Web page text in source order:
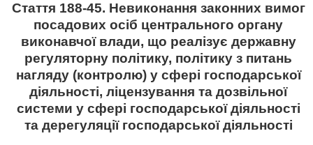
Стаття 188-45. Невиконання законних вимог
посадових осіб центрального органу
виконавчої влади, що реалізує державну
регуляторну політику, політику з питань
нагляду (контролю) у сфері господарської
діяльності, ліцензування та дозвільної
системи у сфері господарської діяльності
та дерегуляції господарської діяльності